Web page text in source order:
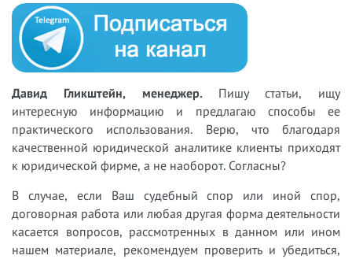
Давид Гликштейн, менеджер. Пишу статьи, ищу
интересную информацию и предлагаю способы ее
практического использования. Верю, что благодаря
качественной юридической аналитике клиенты приходят
к юридической фирме, а не наоборот. Согласны?
В случае, если Ваш судебный спор или иной спор,
договорная работа или любая другая форма деятельности
касается вопросов, рассмотренных в данном или ином
нашем материале, рекомендуем проверить и убедиться,